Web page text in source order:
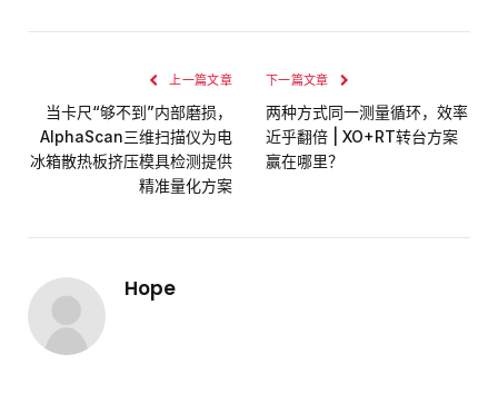
上一篇文章
当卡尺“够不到”内部磨损，
AlphaScan三维扫描仪为电
冰箱散热板挤压模具检测提供
精准量化方案
下一篇文章
两种方式同一测量循环，效率
近乎翻倍 | XO+RT转台方案
赢在哪里？
Hope